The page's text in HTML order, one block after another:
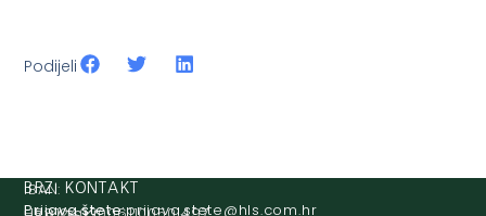
Podijeli
IBAN:
BRZI KONTAKT
Prijava štete: rh.moc.slh
@etets.avajirp